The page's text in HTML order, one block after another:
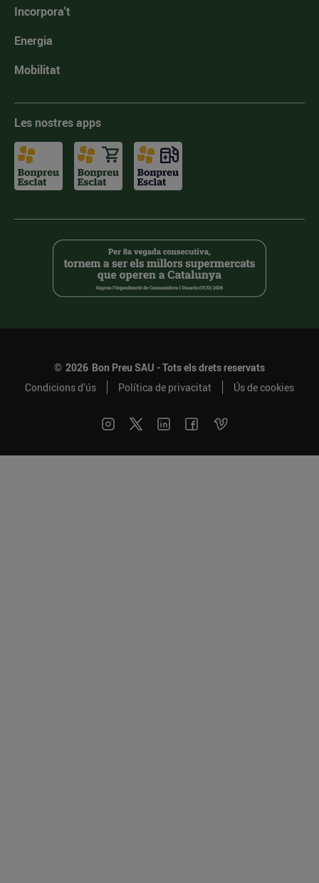
Incorpora't
Energia
Mobilitat
Les nostres apps
© 2026 Bon Preu SAU - Tots els drets reservats
Condicions d’ús
Política de privacitat Ús de cookies